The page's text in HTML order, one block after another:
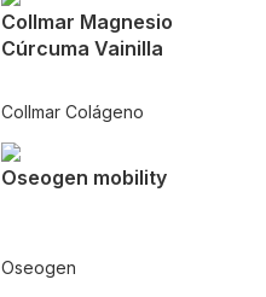
Collmar Magnesio
Cúrcuma Vainilla
Collmar Colágeno
Oseogen mobility
Oseogen